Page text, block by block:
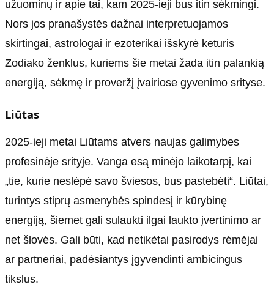
užuominų ir apie tai, kam 2025-ieji bus itin sėkmingi.
Nors jos pranašystės dažnai interpretuojamos
skirtingai, astrologai ir ezoterikai išskyrė keturis
Zodiako ženklus, kuriems šie metai žada itin palankią
energiją, sėkmę ir proveržį įvairiose gyvenimo srityse.
Liūtas
2025-ieji metai Liūtams atvers naujas galimybes
profesinėje srityje. Vanga esą minėjo laikotarpį, kai
„tie, kurie neslėpė savo šviesos, bus pastebėti“. Liūtai,
turintys stiprų asmenybės spindesį ir kūrybinę
energiją, šiemet gali sulaukti ilgai laukto įvertinimo ar
net šlovės. Gali būti, kad netikėtai pasirodys rėmėjai
ar partneriai, padėsiantys įgyvendinti ambicingus
tikslus.